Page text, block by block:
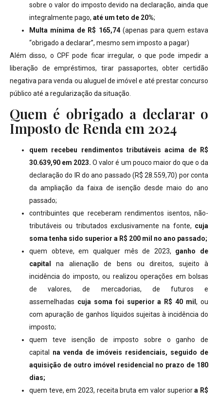
sobre o valor do imposto devido na declaração, ainda que
integralmente pago, até um teto de 20%;
Multa mínima de R$ 165,74(apenas para quem estava
“obrigado a declarar”, mesmo sem imposto a pagar)
Além disso, o CPF pode ficar irregular, o que pode impedir a
liberação de empréstimos, tirar passaportes, obter certidão
negativa para venda ou aluguel de imóvel e até prestar concurso
público até a regularização da situação.
Quem é obrigado a declarar o
Imposto de Renda em 2024
quem recebeu rendimentos tributáveis acima de R$
30.639,90 em 2023. O valor é um pouco maior do que o da
declaração do IR do ano passado (R$ 28.559,70) por conta
da ampliação da faixa de isenção desde maio do ano
passado;
contribuintes que receberam rendimentos isentos, não-
tributáveis ou tributados exclusivamente na fonte, cuja
soma tenha sido superior a R$ 200 mil no ano passado;
quem obteve, em qualquer mês de 2023, ganho de
capitalna alienação de bens ou direitos, sujeito à
incidência do imposto, ou realizou operações em bolsas
de valores, de mercadorias, de futuros e
assemelhadas cuja soma foi superior a R$ 40 mil, ou
com apuração de ganhos líquidos sujeitas à incidência do
imposto;
quem teve isenção de imposto sobre o ganho de
capital na venda de imóveis residenciais, seguido de
aquisição de outro imóvel residencial no prazo de 180
dias;
quem teve, em 2023, receita bruta em valor superiora R$